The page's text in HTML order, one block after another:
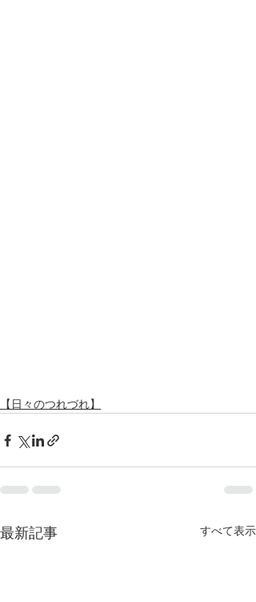
【日々のつれづれ】
最新記事 すべて表示